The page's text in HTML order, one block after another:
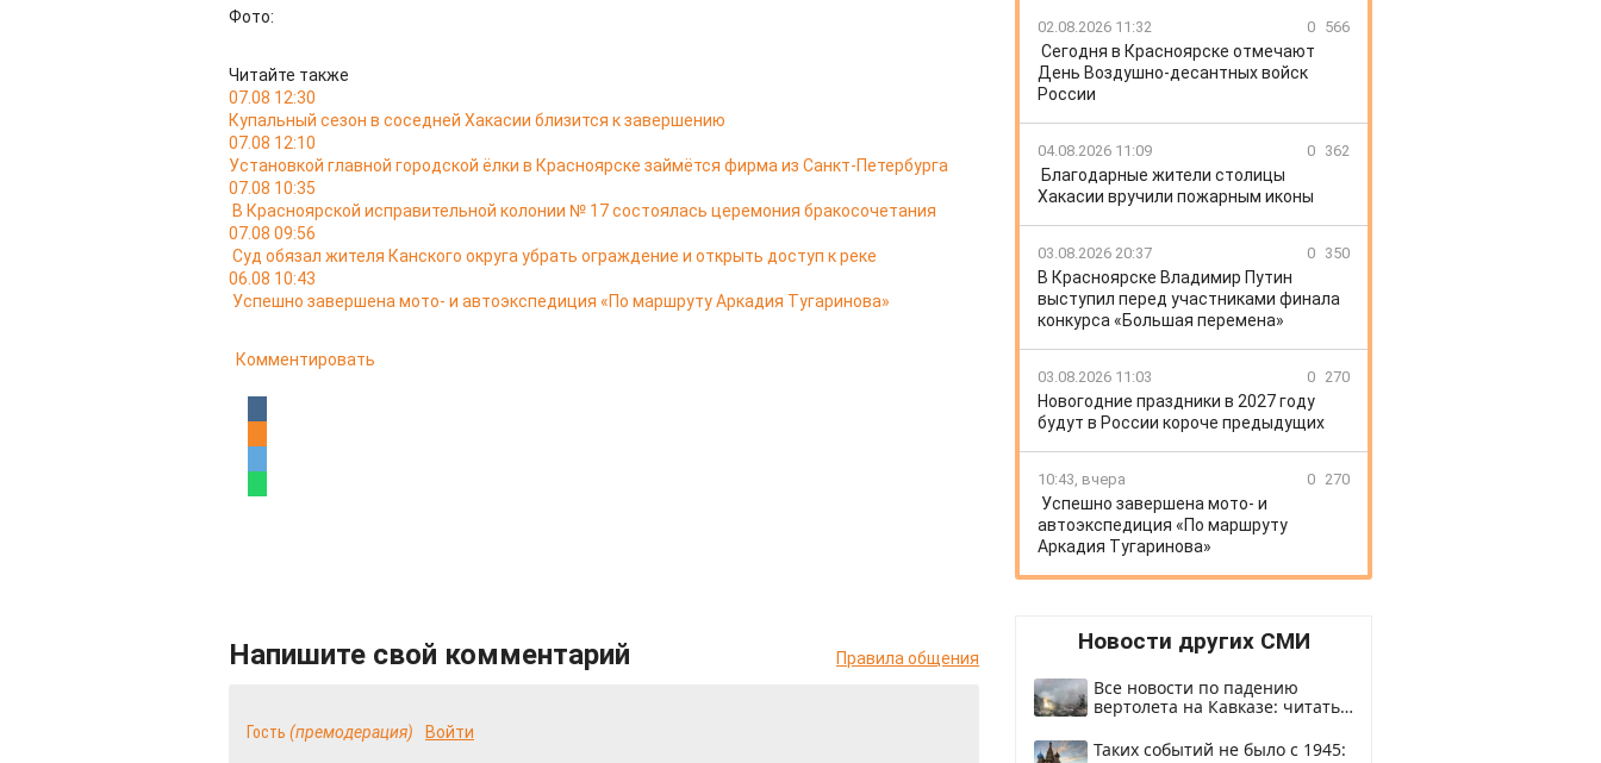
Фото:
Читайте также
07.08 12:30
Купальный сезон в соседней Хакасии близится к завершению
07.08 12:10
Установкой главной городской ёлки в Красноярске займётся фирма из Санкт-Петербурга
07.08 10:35
В Красноярской исправительной колонии № 17 состоялась церемония бракосочетания
07.08 09:56
Суд обязал жителя Канского округа убрать ограждение и открыть доступ к реке
06.08 10:43
Успешно завершена мото- и автоэкспедиция «По маршруту Аркадия Тугаринова»
Комментировать
Напишите свой комментарий Правила общения
Гость (премодерация) Войти
02.08.2026 11:32 0 566
Сегодня в Красноярске отмечают
День Воздушно-десантных войск
России
04.08.2026 11:09 0 362
Благодарные жители столицы
Хакасии вручили пожарным иконы
03.08.2026 20:37 0 350
В Красноярске Владимир Путин
выступил перед участниками финала
конкурса «Большая перемена»
03.08.2026 11:03 0 270
Новогодние праздники в 2027 году
будут в России короче предыдущих
10:43, вчера 0 270
Успешно завершена мото- и
автоэкспедиция «По маршруту
Аркадия Тугаринова»
Новости других СМИ
Все новости по падению
вертолета на Кавказе: читать
Таких событий не было с 1945: